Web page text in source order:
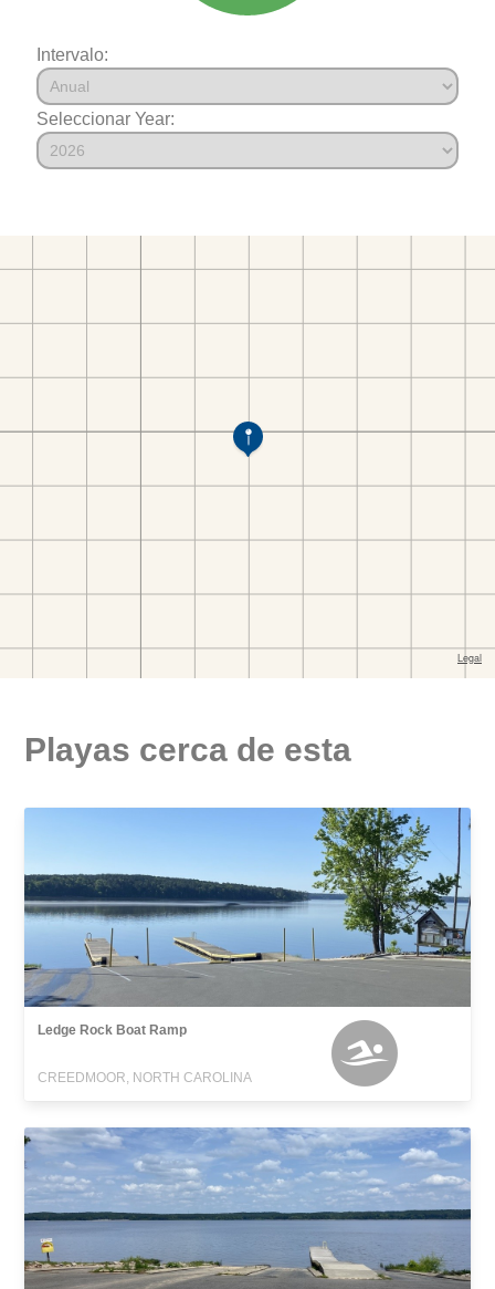
Intervalo:
Seleccionar Year:
Playas cerca de esta
Ledge Rock Boat Ramp
CREEDMOOR, NORTH CAROLINA